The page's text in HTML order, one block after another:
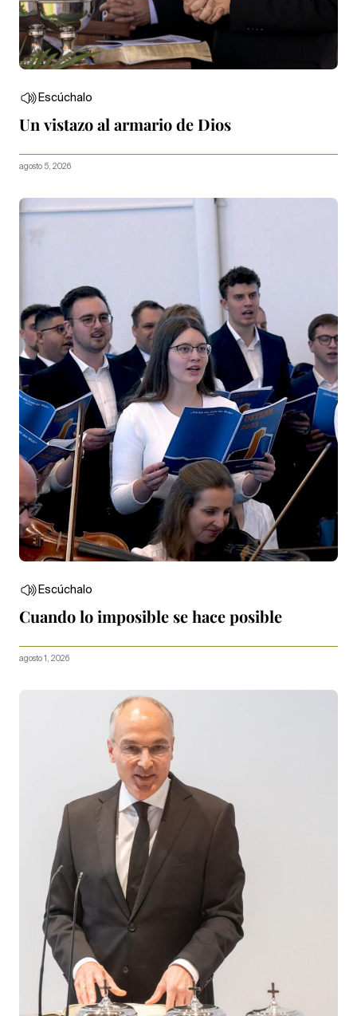
Escúchalo
Un vistazo al armario de Dios
agosto 5, 2026
Escúchalo
Cuando lo imposible se hace posible
agosto 1, 2026